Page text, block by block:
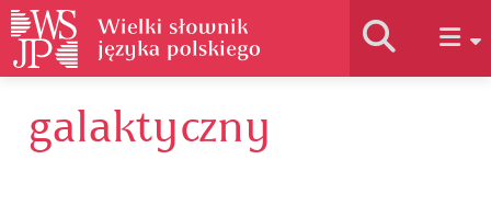
Historia słownika
galaktyczny